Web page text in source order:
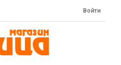
Войти